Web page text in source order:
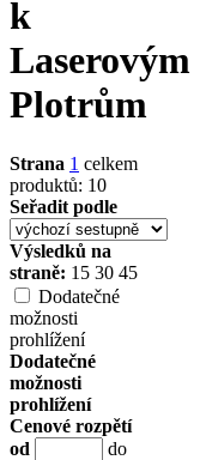
k
Laserovým
Plotrům
Strana 1 celkem
produktů: 10
Seřadit podle
Výsledků na
straně: 15 30 45
Dodatečné
možnosti
prohlížení
Dodatečné
možnosti
prohlížení
Cenové rozpětí
od
do